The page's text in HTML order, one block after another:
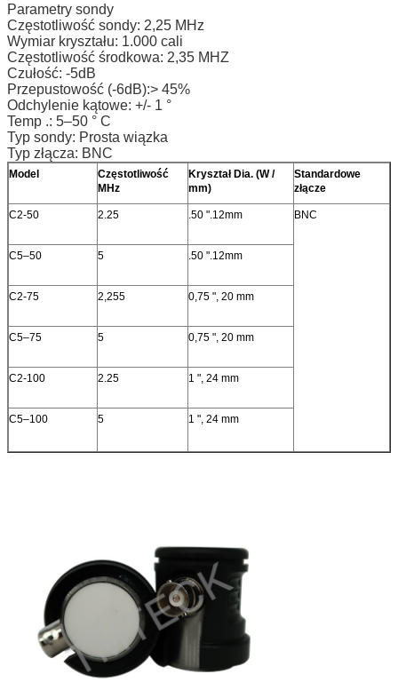
Parametry sondy
Częstotliwość sondy: 2,25 MHz
Wymiar kryształu: 1.000 cali
Częstotliwość środkowa: 2,35 MHZ
Czułość: -5dB
Przepustowość (-6dB):> 45%
Odchylenie kątowe: +/- 1 °
Temp .: 5–50 ° C
Typ sondy: Prosta wiązka
Typ złącza: BNC
Model
Częstotliwość
MHz
Kryształ Dia. (W /
mm)
Standardowe
złącze
C2-50 2.25 .50 ".12mm BNC
C5–50 5 .50 ".12mm
C2-75 2,255 0,75 ", 20 mm
C5–75 5 0,75 ", 20 mm
C2-100 2.25 1 ", 24 mm
C5–100 5 1 ", 24 mm